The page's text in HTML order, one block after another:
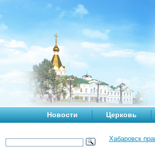
Новости Церковь
Хабаровск